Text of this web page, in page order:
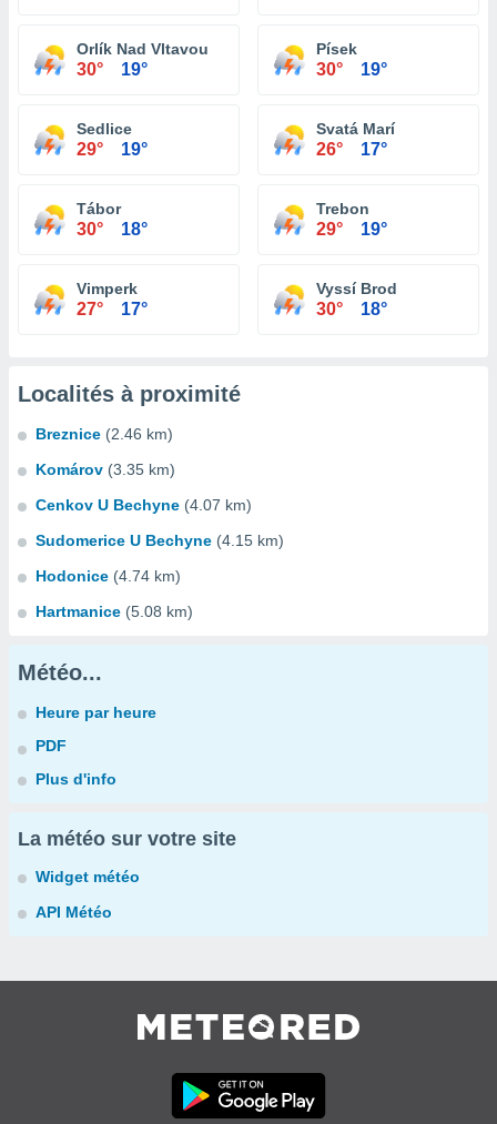
Orlík Nad Vltavou
30° 19°
Písek
30° 19°
Sedlice
29° 19°
Svatá Marí
26° 17°
Tábor
30° 18°
Trebon
29° 19°
Vimperk
27° 17°
Vyssí Brod
30° 18°
Localités à proximité
Breznice (2.46 km)
Komárov (3.35 km)
Cenkov U Bechyne (4.07 km)
Sudomerice U Bechyne (4.15 km)
Hodonice (4.74 km)
Hartmanice (5.08 km)
Météo...
Heure par heure
PDF
Plus d'info
La météo sur votre site
Widget météo
API Météo